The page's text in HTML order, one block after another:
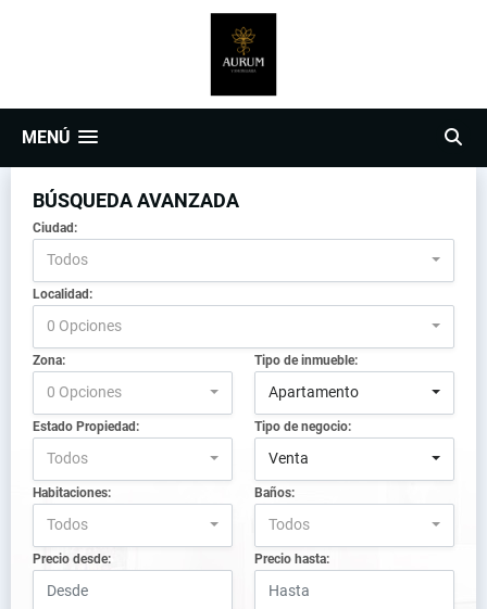
MENÚ
BÚSQUEDA AVANZADA
Ciudad:
Todos
Localidad:
0 Opciones
Zona:
0 Opciones
Tipo de inmueble:
Apartamento
Estado Propiedad:
Todos
Tipo de negocio:
Venta
Habitaciones:
Todos
Baños:
Todos
Precio desde: Precio hasta: